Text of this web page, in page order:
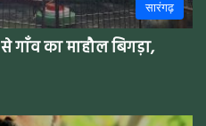
सारंगढ़
गाँव का माहौल बिगड़ा,